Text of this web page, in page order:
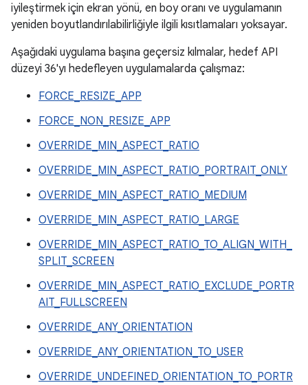
iyileştirmek için ekran yönü, en boy oranı ve uygulamanın
yeniden boyutlandırılabilirliğiyle ilgili kısıtlamaları yoksayar.
Aşağıdaki uygulama başına geçersiz kılmalar, hedef API
düzeyi 36'yı hedefleyen uygulamalarda çalışmaz:
FORCE_RESIZE_APP
FORCE_NON_RESIZE_APP
OVERRIDE_MIN_ASPECT_RATIO
OVERRIDE_MIN_ASPECT_RATIO_PORTRAIT_ONLY
OVERRIDE_MIN_ASPECT_RATIO_MEDIUM
OVERRIDE_MIN_ASPECT_RATIO_LARGE
OVERRIDE_MIN_ASPECT_RATIO_TO_ALIGN_WITH_
SPLIT_SCREEN
OVERRIDE_MIN_ASPECT_RATIO_EXCLUDE_PORTR
AIT_FULLSCREEN
OVERRIDE_ANY_ORIENTATION
OVERRIDE_ANY_ORIENTATION_TO_USER
OVERRIDE_UNDEFINED_ORIENTATION_TO_PORTR